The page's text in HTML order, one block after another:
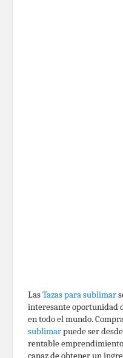
LasTazas para sublimar
interesante oportunidad
en todo el mundo.
sublimarpuede ser
rentable
capaz de obtener un